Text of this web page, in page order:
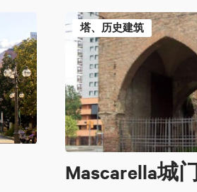
塔、历史建筑
Mascarella城门